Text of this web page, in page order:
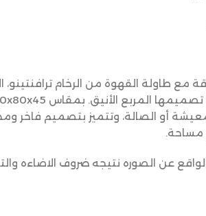
مع طاولة القهوة من الرخام
أو الصالة، وتتميز بتصميم فاخر
مساحة.
عن الصوره نتيجه ضروف الاضاءه